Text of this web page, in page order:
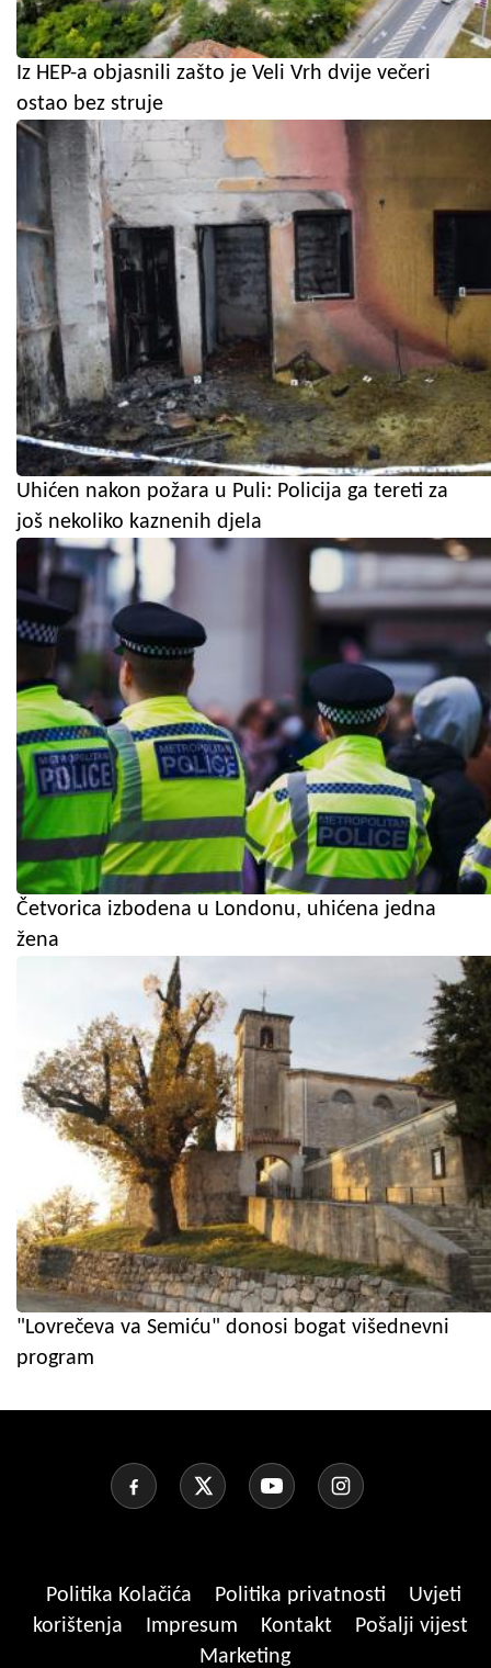
Iz HEP-a objasnili zašto je Veli Vrh dvije večeri
ostao bez struje
Uhićen nakon požara u Puli: Policija ga tereti za
još nekoliko kaznenih djela
Četvorica izbodena u Londonu, uhićena jedna
žena
"Lovrečeva va Semiću" donosi bogat višednevni
program
Politika Kolačića Politika privatnosti
Uvjeti
korištenja
Impresum Kontakt
Pošalji vijest
Marketing